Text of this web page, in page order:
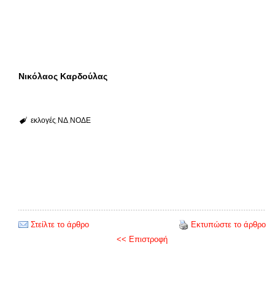
Νικόλαος Καρδούλας
εκλογές ΝΔ ΝΟΔΕ
Στείλτε το άρθρο
Εκτυπώστε το άρθρο
<< Επιστροφή